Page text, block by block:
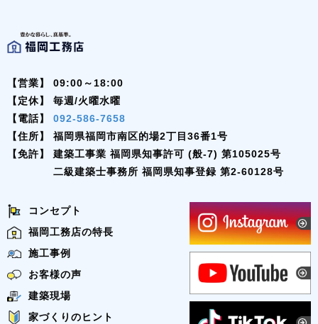
【営業】
09:00～18:00
【定休】
毎週/火曜水曜
【電話】
092-586-7658
【住所】
福岡県福岡市南区的場2丁目36番1号
【免許】
建築工事業 福岡県知事許可 (般-7) 第105025号
二級建築士事務所 福岡県知事登録 第2-60128号
コンセプト
福岡工務店の特長
施工事例
お客様の声
建築現場
家づくりのヒント